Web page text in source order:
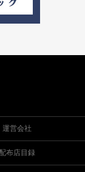
運営会社
配布店目録